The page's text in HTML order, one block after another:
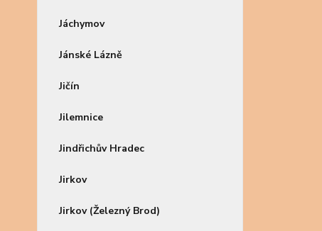
Jáchymov
Jánské Lázně
Jičín
Jilemnice
Jindřichův Hradec
Jirkov
Jirkov (Železný Brod)